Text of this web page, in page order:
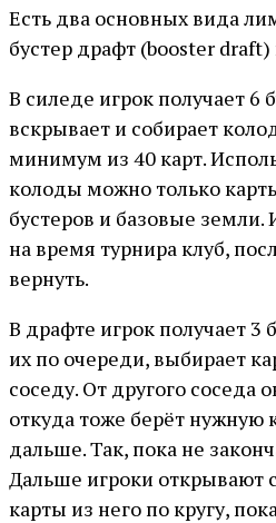
Есть два основных вида
бустер драфт (booster
В силеде игрок получает 6
вскрывает и собирает
минимум из 40 карт.
колоды можно только
бустеров и базовые земли.
на время турнира клуб,
вернуть.
В драфте игрок получает 3
их по очереди, выбирает
соседу. От другого соседа
откуда тоже берёт нужную
дальше. Так, пока не
Дальше игроки
карты из него по кругу,